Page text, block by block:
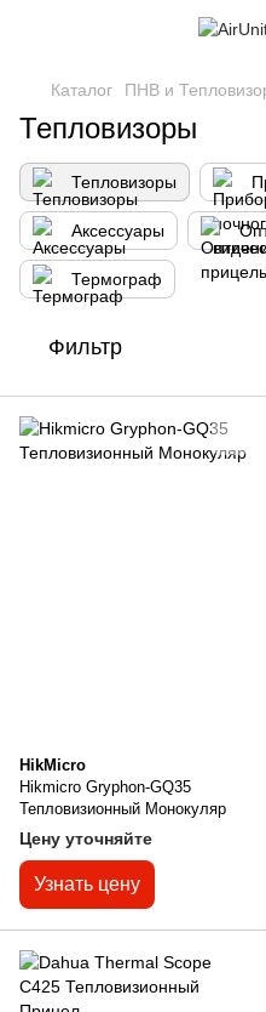
Каталог ПНВ и
Тепловизоры
Тепловизоры
Аксессуары
Термограф
Фильтр
HikMicro
Hikmicro Gryphon-GQ35
Тепловизионный Монокуляр
Цену уточняйте
Узнать цену